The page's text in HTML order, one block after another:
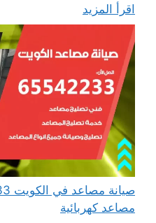
اقرأ المزيد
مصاعد كهربائية